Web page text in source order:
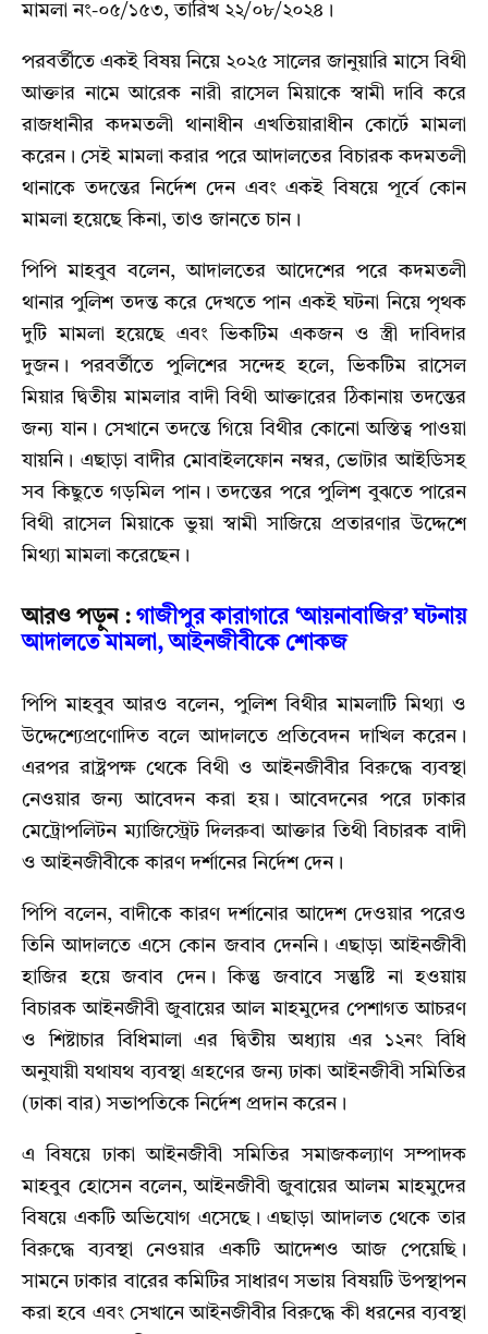
মামলা নং-০৫/১৫৩, তারিখ ২২/০৮/২০২৪।
পরবর্তীতে একই বিষয় নিয়ে ২০২৫ সালের জানুয়ারি মাসে বিথী
আক্তার নামে আরেক নারী রাসেল মিয়াকে স্বামী দাবি করে
রাজধানীর কদমতলী থানাধীন এখতিয়ারাধীন কোর্টে মামলা
করেন। সেই মামলা করার পরে আদালতের বিচারক কদমতলী
থানাকে তদন্তের নির্দেশ দেন এবং একই বিষয়ে পূর্বে কোন
মামলা হয়েছে কিনা, তাও জানতে চান।
পিপি মাহবুব বলেন, আদালতের আদেশের পরে কদমতলী
থানার পুলিশ তদন্ত করে দেখতে পান একই ঘটনা নিয়ে পৃথক
দুটি মামলা হয়েছে এবং ভিকটিম একজন ও স্ত্রী দাবিদার
দুজন। পরবর্তীতে পুলিশের সন্দেহ হলে, ভিকটিম রাসেল
মিয়ার দ্বিতীয় মামলার বাদী বিথী আক্তারের ঠিকানায় তদন্তের
জন্য যান। সেখানে তদন্তে গিয়ে বিথীর কোনো অস্তিত্ব পাওয়া
যায়নি। এছাড়া বাদীর মোবাইলফোন নম্বর, ভোটার আইডিসহ
সব কিছুতে গড়মিল পান। তদন্তের পরে পুলিশ বুঝতে পারেন
বিথী রাসেল মিয়াকে ভুয়া স্বামী সাজিয়ে প্রতারণার উদ্দেশে
মিথ্যা মামলা করেছেন।
আরও পড়ুন : গাজীপুর কারাগারে ‘আয়নাবাজির’ ঘটনায়
আদালতে মামলা, আইনজীবীকে শোকজ
পিপি মাহবুব আরও বলেন, পুলিশ বিথীর মামলাটি মিথ্যা ও
উদ্দেশ্যেপ্রণোদিত বলে আদালতে প্রতিবেদন দাখিল করেন।
এরপর রাষ্ট্রপক্ষ থেকে বিথী ও আইনজীবীর বিরুদ্ধে ব্যবস্থা
নেওয়ার জন্য আবেদন করা হয়। আবেদনের পরে ঢাকার
মেট্রোপলিটন ম্যাজিস্ট্রেট দিলরুবা আক্তার তিথী বিচারক বাদী
ও আইনজীবীকে কারণ দর্শানের নির্দেশ দেন।
পিপি বলেন, বাদীকে কারণ দর্শানোর আদেশ দেওয়ার পরেও
তিনি আদালতে এসে কোন জবাব দেননি। এছাড়া আইনজীবী
হাজির হয়ে জবাব দেন। কিন্তু জবাবে সন্তুষ্টি না হওয়ায়
বিচারক আইনজীবী জুবায়ের আল মাহমুদের পেশাগত আচরণ
ও শিষ্টাচার বিধিমালা এর দ্বিতীয় অধ্যায় এর ১২নং বিধি
অনুযায়ী যথাযথ ব্যবস্থা গ্রহণের জন্য ঢাকা আইনজীবী সমিতির
(ঢাকা বার) সভাপতিকে নির্দেশ প্রদান করেন।
এ বিষয়ে ঢাকা আইনজীবী সমিতির সমাজকল্যাণ সম্পাদক
মাহবুব হোসেন বলেন, আইনজীবী জুবায়ের আলম মাহমুদের
বিষয়ে একটি অভিযোগ এসেছে। এছাড়া আদালত থেকে তার
বিরুদ্ধে ব্যবস্থা নেওয়ার একটি আদেশও আজ পেয়েছি।
সামনে ঢাকার বারের কমিটির সাধারণ সভায় বিষয়টি উপস্থাপন
করা হবে এবং সেখানে আইনজীবীর বিরুদ্ধে কী ধরনের ব্যবস্থা